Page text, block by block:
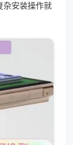
杂安装操作就